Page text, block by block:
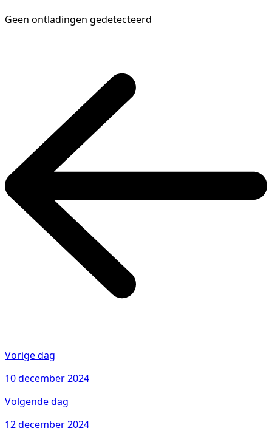
Geen ontladingen gedetecteerd
Vorige dag
10 december 2024
Volgende dag
12 december 2024